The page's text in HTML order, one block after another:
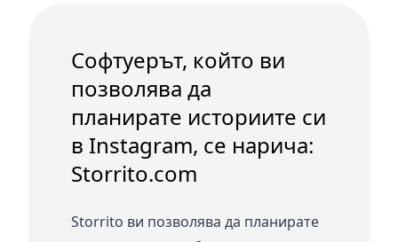
Софтуерът, който ви
позволява да
планирате историите си
в Instagram, се нарича:
Storrito.com
Storrito ви позволява да планирате